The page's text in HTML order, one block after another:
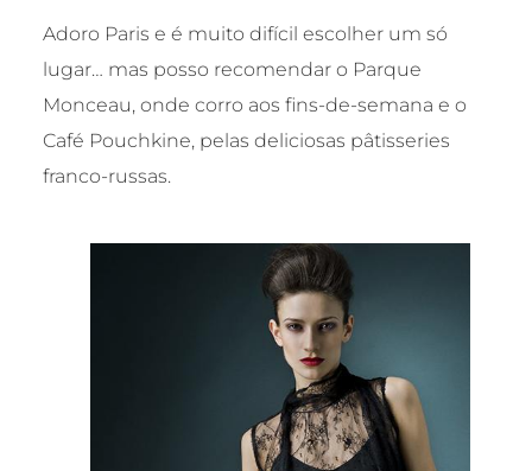
Adoro Paris e é muito difícil escolher um só
lugar… mas posso recomendar o Parque
Monceau, onde corro aos fins-de-semana e o
Café Pouchkine, pelas deliciosas pâtisseries
franco-russas.